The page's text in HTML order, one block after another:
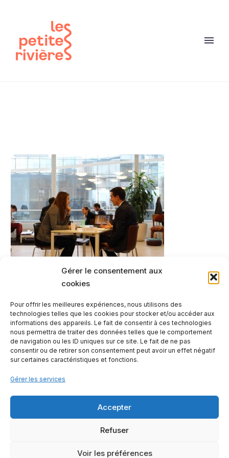
Gérer le consentement aux
cookies
Pour offrir les meilleures expériences, nous utilisons des
technologies telles que les cookies pour stocker et/ou accéder aux
informations des appareils. Le fait de consentir à ces technologies
nous permettra de traiter des données telles que le comportement
de navigation ou les ID uniques sur ce site. Le fait de ne pas
consentir ou de retirer son consentement peut avoir un effet négatif
sur certaines caractéristiques et fonctions.
Gérer les services
Accepter
Refuser
Voir les préférences
Mentions légales
2023 - © Les Petites Rivières